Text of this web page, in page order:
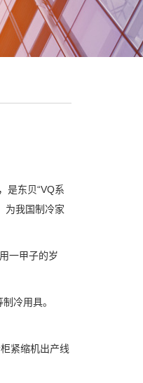
是东贝“VQ系
为我国制冷家
一甲子的岁
冷用具。
紧缩机出产线